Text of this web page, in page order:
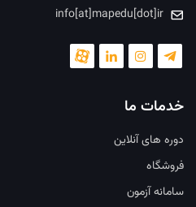
info[at]mapedu[dot]ir
خدمات ما
دوره های آنلاین
فروشگاه
سامانه آزمون